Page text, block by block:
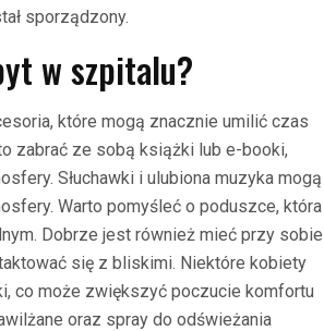
sporządzony.
w szpitalu?
które mogą znacznie umilić czas
zabrać ze sobą książki lub e-booki,
Słuchawki i ulubiona muzyka mogą
Warto pomyśleć o poduszce, która
Dobrze jest również mieć przy sobie
się z bliskimi. Niektóre kobiety
co może zwiększyć poczucie komfortu
oraz spray do odświeżania